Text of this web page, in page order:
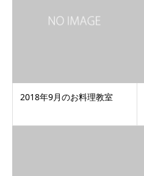
2018年9月のお料理教室